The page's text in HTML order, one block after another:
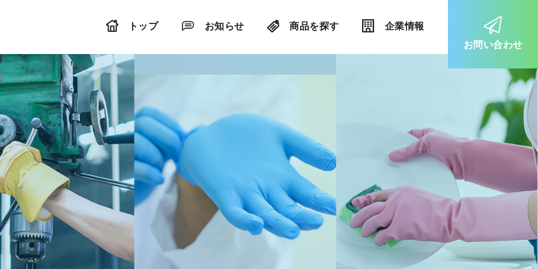
トップ お知らせ 商品を探す
企業情報
お問い合わせ